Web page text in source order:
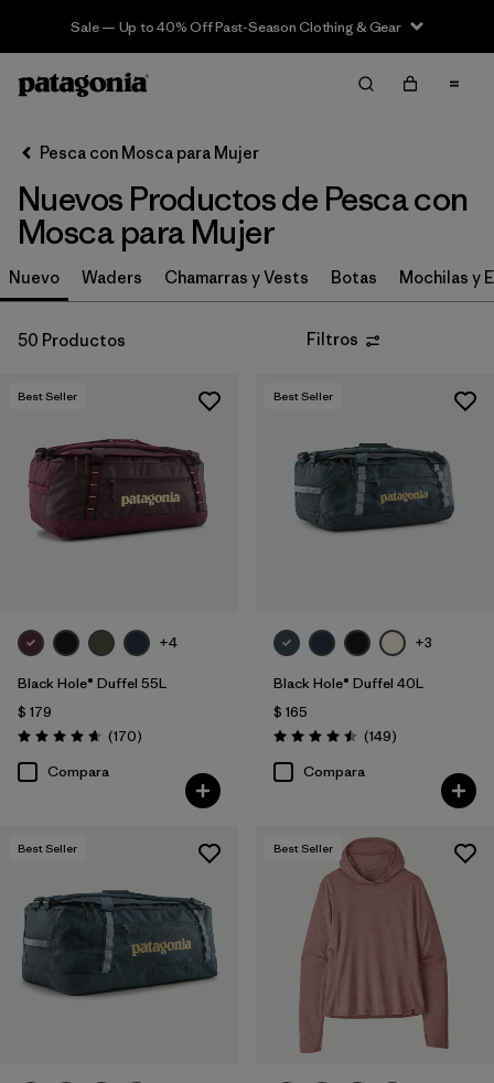
Sale — Up to 40% Off Past-Season Clothing & Gear
Filter & Sort Limpiar Todos
Ordenar Por
Filtrar por
Category
Filtrar por
Price
Filtrar por
Color
Filtrar por
Features & Processes
Filtrar por
Product Family
Filtrar por
Volume
Pesca con Mosca para Mujer
Nuevos Productos de Pesca con
Mosca para Mujer
Nuevo Waders Chamarras y Vests Botas Mochilas y
50 Productos Filtros
Best Seller
+4
Black Hole® Duffel 55L
$ 179
Valoración: 4.6 / 5
(170Comentarios
)
Compara
Best Seller
+3
Black Hole® Duffel 40L
$ 165
Valoración: 4.5 / 5
(149Comentarios
)
Compara
Best Seller Best Seller